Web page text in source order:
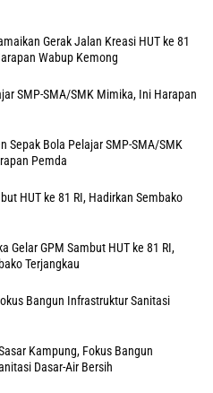
Gerak Jalan Kreasi HUT ke 81
Wabup Kemong
Sepak Bola Pelajar SMP-SMA/SMK
Pemda
Gelar GPM Sambut HUT ke 81 RI,
Terjangkau
Kampung, Fokus Bangun
Dasar-Air Bersih